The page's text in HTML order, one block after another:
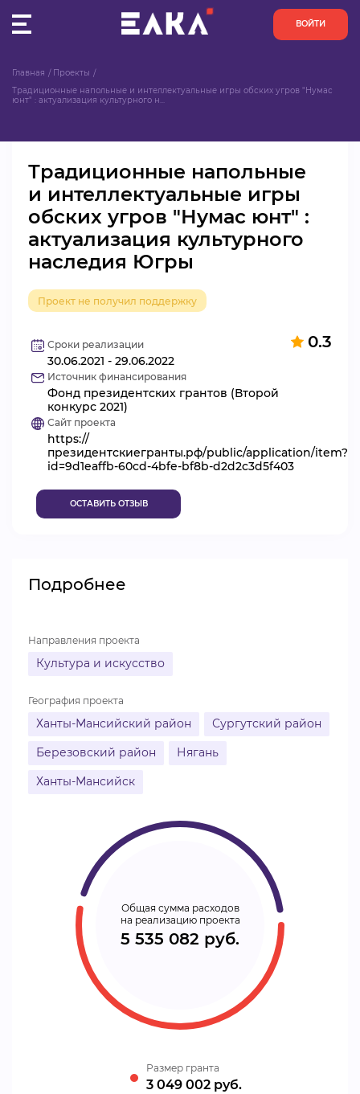
ВОЙТИ
ПУЛЬС
ОРГАНИЗАЦИИ
АКТИВИСТЫ
ПРОЕКТЫ
АНАЛИТИКА
БАЗА ЗНАНИЙ
ВИДЕОКУРСЫ
Главная
Проекты
Традиционные напольные и интеллектуальные игры обских угров "Нумас
юнт" : актуализация культурного н...
Традиционные напольные
и интеллектуальные игры
обских угров "Нумас юнт" :
актуализация культурного
наследия Югры
Проект не получил поддержку
0.3
Сроки реализации
30.06.2021 - 29.06.2022
Источник финансирования
Фонд президентских грантов (Второй
конкурс 2021)
Сайт проекта
https://
президентскиегранты.рф/public/application/item?
id=9d1eaffb-60cd-4bfe-bf8b-d2d2c3d5f403
ОСТАВИТЬ ОТЗЫВ
Подробнее
Направления проекта
Культура и искусство
География проекта
Ханты-Мансийский район
Сургутский район
Березовский район
Нягань
Ханты-Мансийск
Общая сумма расходов
на реализацию проекта
5 535 082 руб.
Размер гранта
3 049 002 руб.